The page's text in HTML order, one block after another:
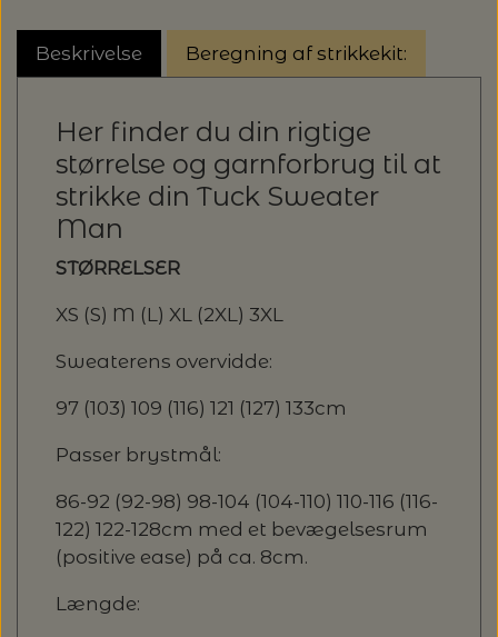
Beskrivelse Beregning af strikkekit:
Her finder du din rigtige
størrelse og garnforbrug til at
strikke din Tuck Sweater
Man
STØRRELSER
XS (S) M (L) XL (2XL) 3XL
Sweaterens overvidde:
97 (103) 109 (116) 121 (127) 133cm
Passer brystmål:
86-92 (92-98) 98-104 (104-110) 110-116 (116-
122) 122-128cm med et bevægelsesrum
(positive ease) på ca. 8cm.
Længde: